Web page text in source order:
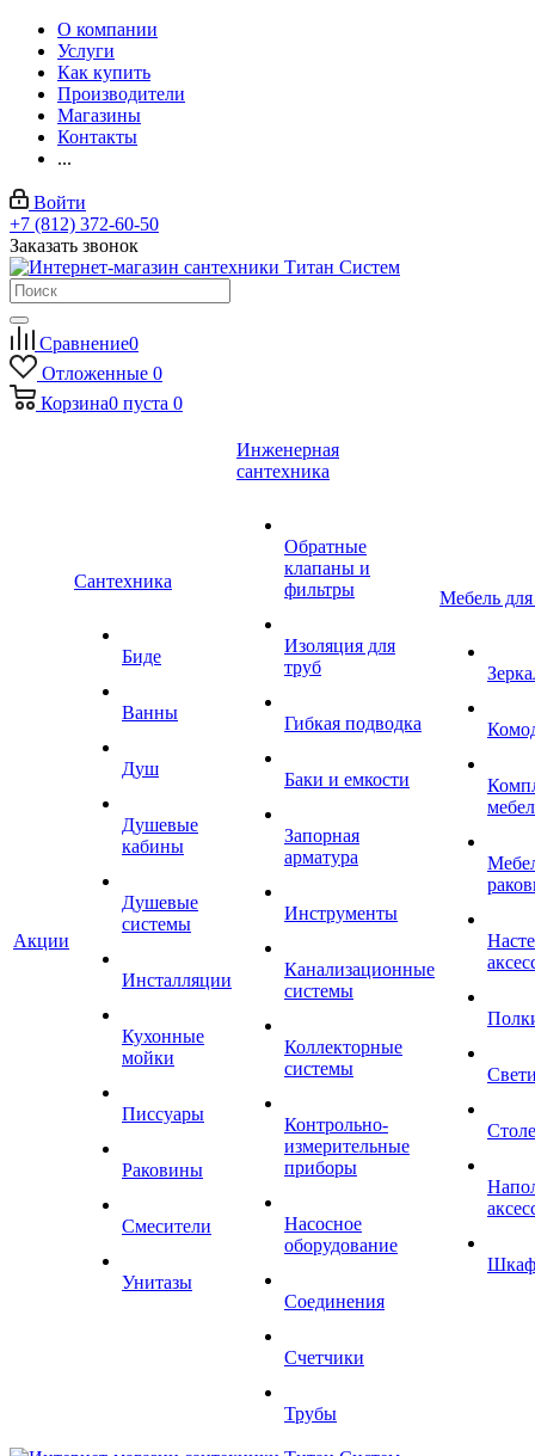
О компании
Услуги
Как купить
Производители
Магазины
Контакты
...
Войти
+7 (812) 372-60-50
Заказать звонок
Сравнение0
Отложенные 0
Корзина0 пуста 0
Акции
Сантехника
Биде
Ванны
Душ
Душевые
кабины
Душевые
системы
Инсталляции
Кухонные
мойки
Писсуары
Раковины
Смесители
Унитазы
Инженерная
сантехника
Обратные
клапаны и
фильтры
Изоляция для
труб
Гибкая подводка
Баки и емкости
Запорная
арматура
Инструменты
Канализационные
системы
Коллекторные
системы
Контрольно-
измерительные
приборы
Насосное
оборудование
Соединения
Счетчики
Трубы
Мебель